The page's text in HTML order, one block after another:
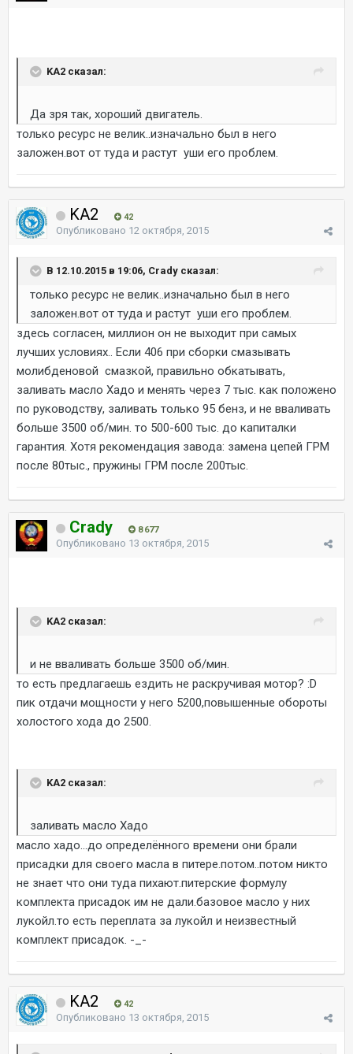
KA2 сказал:
Да зря так, хороший двигатель.
только ресурс не велик..изначально был в него
заложен.вот от туда и растут уши его проблем.
KA2 42
Опубликовано 12 октября, 2015
В 12.10.2015 в 19:06, Crady сказал:
только ресурс не велик..изначально был в него
заложен.вот от туда и растут уши его проблем.
здесь согласен, миллион он не выходит при самых
лучших условиях.. Если 406 при сборки смазывать
молибденовой смазкой, правильно обкатывать,
заливать масло Хадо и менять через 7 тыс. как положено
по руководству, заливать только 95 бенз, и не вваливать
больше 3500 об/мин. то 500-600 тыс. до капиталки
гарантия. Хотя рекомендация завода: замена цепей ГРМ
после 80тыс., пружины ГРМ после 200тыс.
Crady 8 677
Опубликовано 13 октября, 2015
KA2 сказал:
и не вваливать больше 3500 об/мин.
то есть предлагаешь ездить не раскручивая мотор? :D
пик отдачи мощности у него 5200,повышенные обороты
холостого хода до 2500.
KA2 сказал:
заливать масло Хадо
масло хадо...до определённого времени они брали
присадки для своего масла в питере.потом..потом никто
не знает что они туда пихают.питерские формулу
комплекта присадок им не дали.базовое масло у них
лукойл.то есть переплата за лукойл и неизвестный
комплект присадок. -_-
KA2 42
Опубликовано 13 октября, 2015